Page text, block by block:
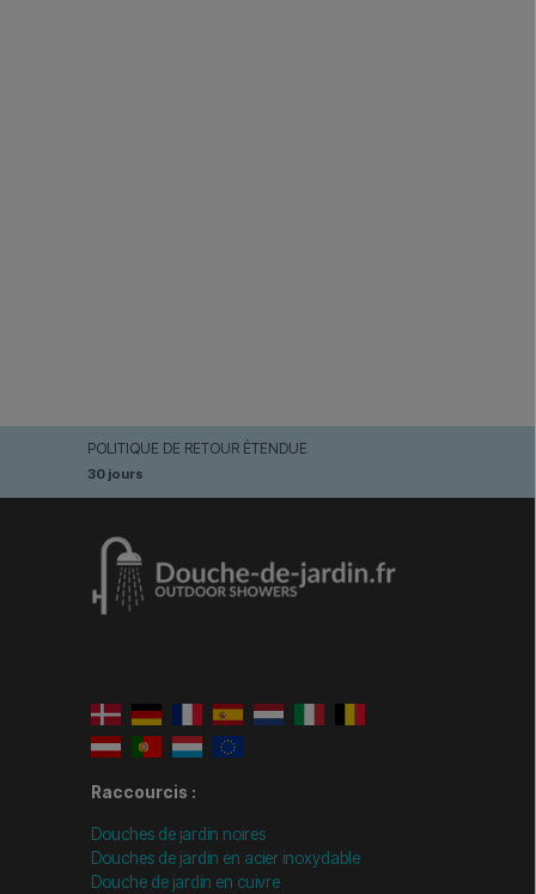
POLITIQUE DE RETOUR ÉTENDUE
30 jours
Raccourcis :
Douches de jardin noires
Douches de jardin en acier inoxydable
Douche de jardin en cuivre